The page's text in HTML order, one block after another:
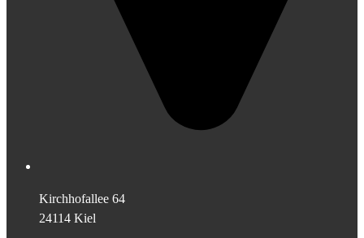
Kirchhofallee 64
24114 Kiel